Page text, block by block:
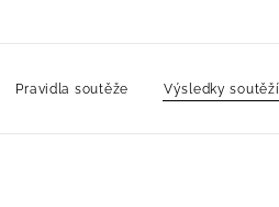
Pravidla soutěže Výsledky soutěží